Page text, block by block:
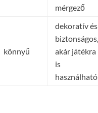
mérgező
könnyű
dekoratív és
biztonságos,
akár játékra
is
használható